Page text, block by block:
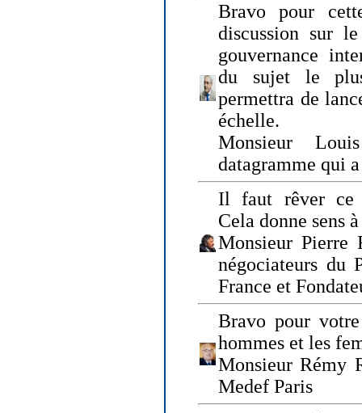
Bravo pour
discussion sur
gouvernance
du sujet le
permettra de
échelle.
Monsieur
datagramme qui
Il faut rêver ce
Cela donne sens
Monsieur Pierre
négociateurs du
France et
Bravo pour
hommes et les
Monsieur Rémy
Medef Paris